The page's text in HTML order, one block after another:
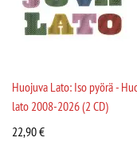
Huojuva Lato: Iso pyörä -
lato 2008-2026 (2 CD)
22,90€